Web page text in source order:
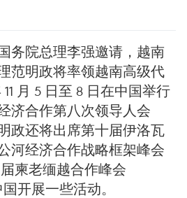
务院总理李强邀请，越南
范明政将率领越南高级代
月 5 日至 8 日在中国举行
济合作第八次领导人会
政还将出席第十届伊洛瓦
河经济合作战略框架峰会
届柬老缅越合作峰会
开展一些活动。